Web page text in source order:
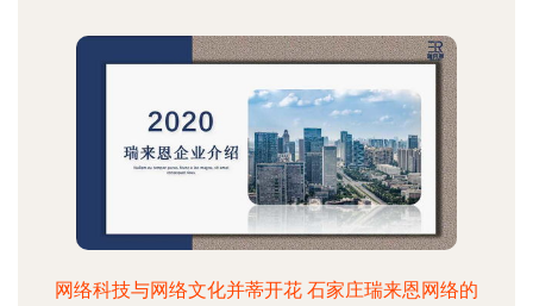
网络科技与网络文化并蒂开花 石家庄瑞来恩网络的